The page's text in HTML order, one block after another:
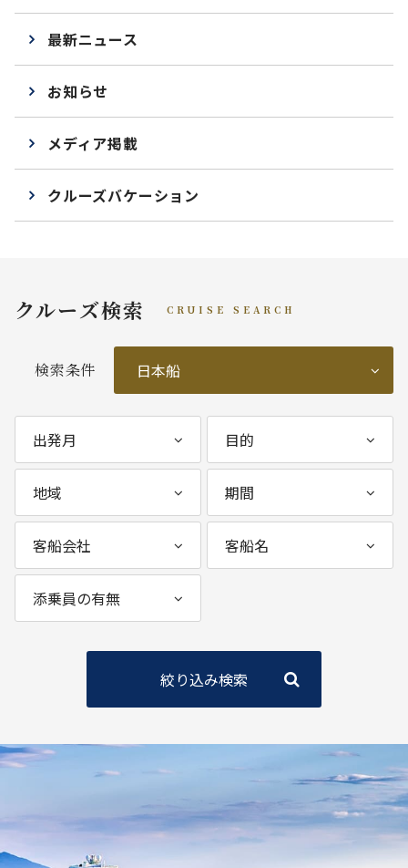
最新ニュース
お知らせ
メディア掲載
クルーズバケーション
クルーズ検索 CRUISE SEARCH
検索条件
絞り込み検索